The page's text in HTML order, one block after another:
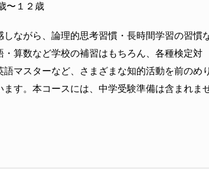
〜１２歳
ながら、論理的思考習慣・長時間学習の習慣
算数など学校の補習はもちろん、各種検定対
マスターなど、さまざまな知的活動を前のめり
す。本コースには、中学受験準備は含まれま